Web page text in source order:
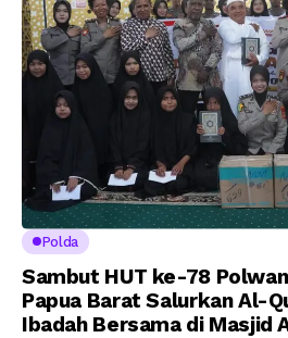
Polda
Sambut HUT ke-78
Papua Barat Salurkan Al-
Ibadah Bersama di Masjid